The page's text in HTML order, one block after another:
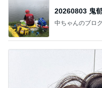
中ちゃんのブロ